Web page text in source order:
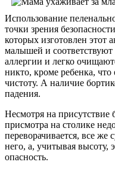
Использование
точки зрения
которых изготовлен этот
малышей и
аллергии и легко
никто, кроме ребенка,
чистоту. А наличие
падения.
Несмотря на присутствие
присмотра на столике
переворачивается, все же
него, а, учитывая высоту,
опасность.